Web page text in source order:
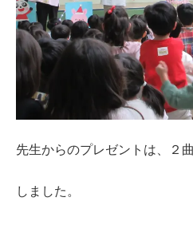
先生からのプレゼントは、２
しました。